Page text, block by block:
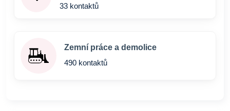
33 kontaktů
Zemní práce a demolice
490 kontaktů